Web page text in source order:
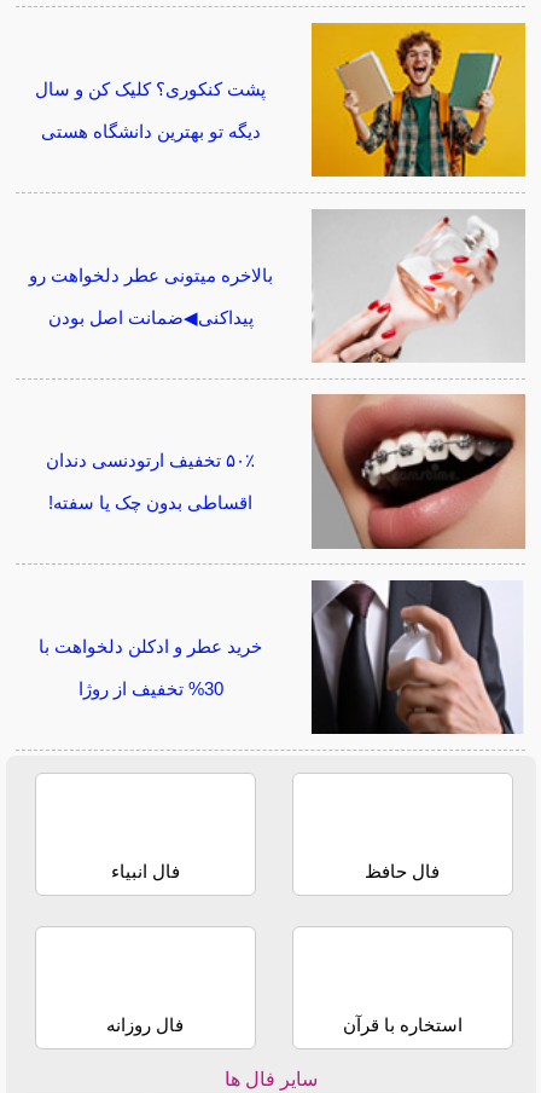
پشت کنکوری؟ کلیک کن و سال
دیگه تو بهترین دانشگاه هستی
بالاخره میتونی عطر دلخواهت رو
پیداکنی◀ضمانت اصل بودن
۵۰٪ تخفیف ارتودنسی دندان
اقساطی بدون چک یا سفته!
خرید عطر و ادکلن دلخواهت با
30% تخفیف از روژا
فال حافظ فال انبیاء
استخاره با قرآن فال روزانه
سایر فال ها